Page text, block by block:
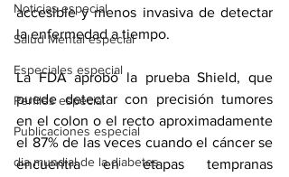
Noticias especial
Salud Mental especial
Especiales especial
Perfiles especial
Publicaciones especial
dia mundial de la diabetes
accesible y menos invasiva de detectar
la enfermedad a tiempo.
La FDA aprobó la prueba Shield, que
puede detectar con precisión tumores
en el colon o el recto aproximadamente
el 87% de las veces cuando el cáncer se
encuentra en etapas tempranas